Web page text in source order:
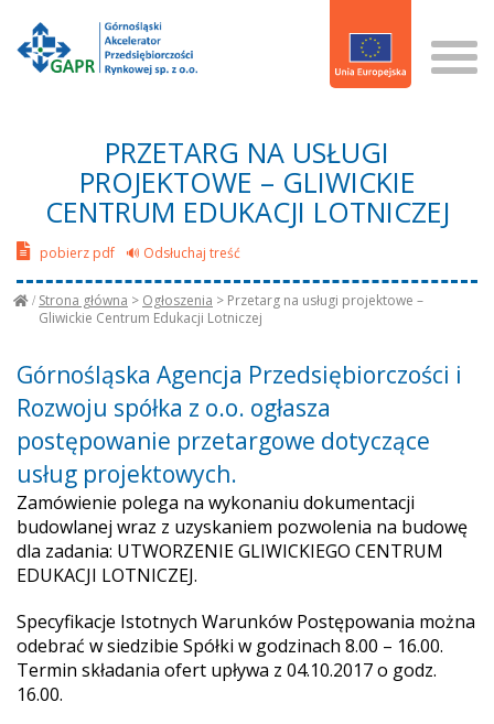
PRZETARG NA USŁUGI
PROJEKTOWE – GLIWICKIE
CENTRUM EDUKACJI LOTNICZEJ
pobierz pdf 🔊 Odsłuchaj treść
Strona główna > Ogłoszenia > Przetarg na usługi projektowe –
Gliwickie Centrum Edukacji Lotniczej
Górnośląska Agencja Przedsiębiorczości i
Rozwoju spółka z o.o. ogłasza
postępowanie przetargowe dotyczące
usług projektowych.
Zamówienie polega na wykonaniu dokumentacji
budowlanej wraz z uzyskaniem pozwolenia na budowę
dla zadania: UTWORZENIE GLIWICKIEGO CENTRUM
EDUKACJI LOTNICZEJ.
Specyfikacje Istotnych Warunków Postępowania można
odebrać w siedzibie Spółki w godzinach 8.00 – 16.00.
Termin składania ofert upływa z 04.10.2017 o godz.
16.00.